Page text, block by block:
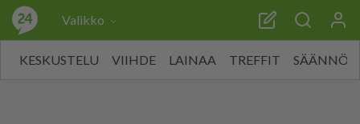
Valikko
KESKUSTELU VIIHDE LAINAA TREFFIT SÄÄNNÖT